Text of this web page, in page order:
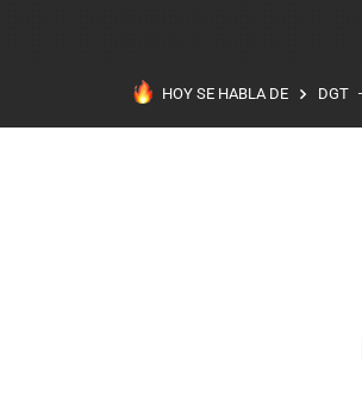
HOY SE HABLA DE DGT